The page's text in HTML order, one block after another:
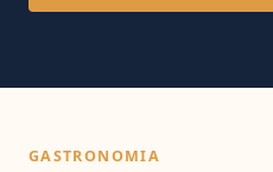
GASTRONOMIA